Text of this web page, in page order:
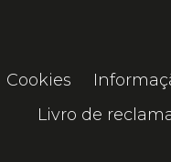
Cookies
Livro de